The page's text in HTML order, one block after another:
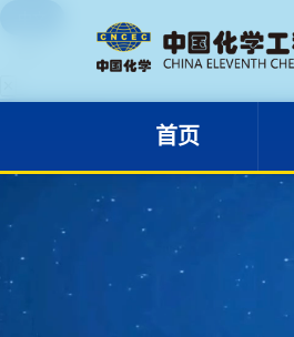
首页
首页